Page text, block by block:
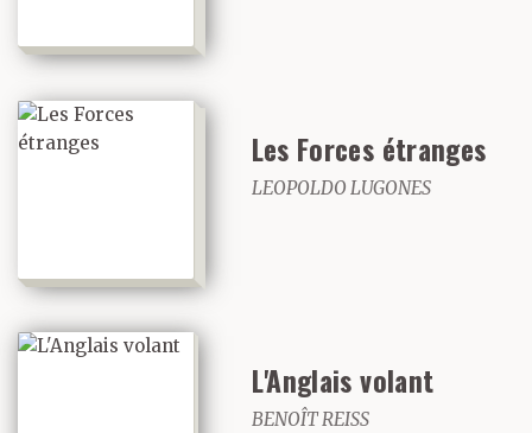
Les Forces étranges
LEOPOLDO LUGONES
L'Anglais volant
BENOÎT REISS